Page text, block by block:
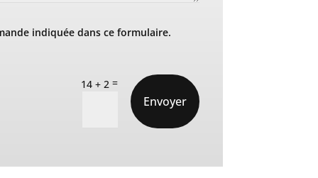
indiquée dans ce formulaire.
14 + 2 =
Envoyer